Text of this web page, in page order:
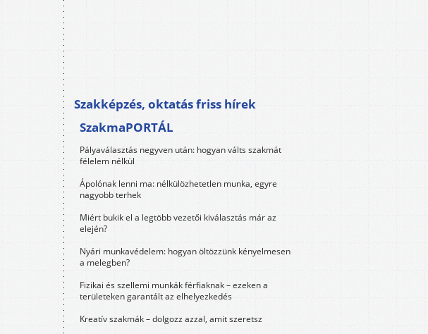
Szakképzés, oktatás friss hírek
SzakmaPORTÁL
Pályaválasztás negyven után: hogyan válts szakmát
félelem nélkül
Ápolónak lenni ma: nélkülözhetetlen munka, egyre
nagyobb terhek
Miért bukik el a legtöbb vezetői kiválasztás már az
elején?
Nyári munkavédelem: hogyan öltözzünk kényelmesen
a melegben?
Fizikai és szellemi munkák férfiaknak – ezeken a
területeken garantált az elhelyezkedés
Kreatív szakmák – dolgozz azzal, amit szeretsz